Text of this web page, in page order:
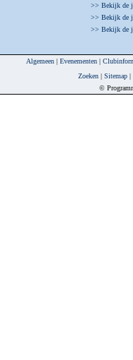
>> Bekijk de
>> Bekijk de
>> Bekijk de
Algemeen| Evenementen|
Zoeken| Sitemap|
©